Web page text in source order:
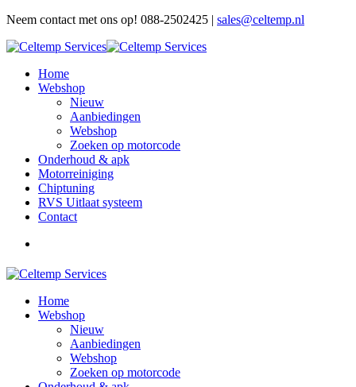
Neem contact met ons op! 088-2502425 | sales@celtemp.nl
Home
Webshop
Nieuw
Aanbiedingen
Webshop
Zoeken op motorcode
Onderhoud & apk
Motorreiniging
Chiptuning
RVS Uitlaat systeem
Contact
Home
Webshop
Nieuw
Aanbiedingen
Webshop
Zoeken op motorcode